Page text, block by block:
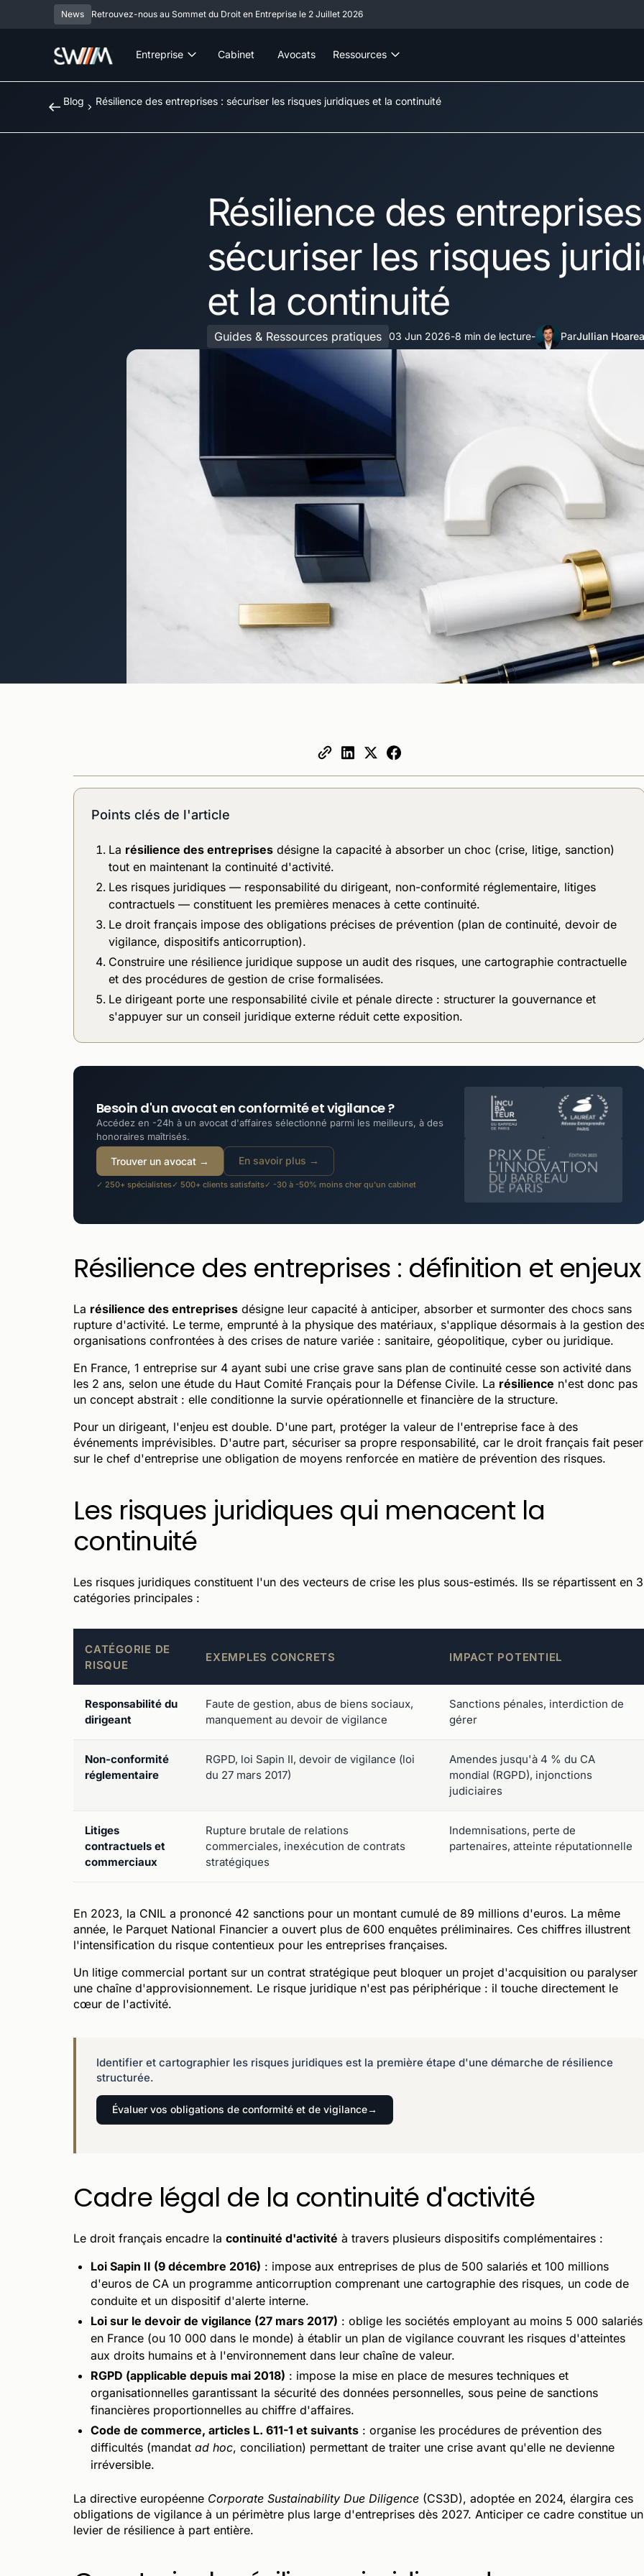
News Retrouvez-nous au Sommet du Droit en Entreprise le 2 Juillet 2026
Entreprise Cabinet Avocats Ressources
Blog Résilience des entreprises : sécuriser les risques juridiques et la continuité
Résilience des
sécuriser les risques
et la continuité
Guides & Ressources pratiques 03 Jun 2026-8 min de lecture- ParJullian
Points clés de l'article
La résilience des entreprises désigne la capacité à absorber un choc (crise, litige, sanction)
tout en maintenant la continuité d'activité.
Les risques juridiques — responsabilité du dirigeant, non-conformité réglementaire, litiges
contractuels — constituent les premières menaces à cette continuité.
Le droit français impose des obligations précises de prévention (plan de continuité, devoir de
vigilance, dispositifs anticorruption).
Construire une résilience juridique suppose un audit des risques, une cartographie contractuelle
et des procédures de gestion de crise formalisées.
Le dirigeant porte une responsabilité civile et pénale directe : structurer la gouvernance et
s'appuyer sur un conseil juridique externe réduit cette exposition.
Besoin d'un avocat en conformité et vigilance ?
Accédez en -24h à un avocat d'affaires sélectionné parmi les meilleurs, à des
honoraires maîtrisés.
Trouver un avocat → En savoir plus →
✓ 250+ spécialistes✓ 500+ clients satisfaits✓ -30 à -50% moins cher qu'un cabinet
Résilience des entreprises : définition et enjeux
La résilience des entreprises désigne leur capacité à anticiper, absorber et surmonter des chocs sans
rupture d'activité. Le terme, emprunté à la physique des matériaux, s'applique désormais à la gestion
organisations confrontées à des crises de nature variée : sanitaire, géopolitique, cyber ou juridique.
En France, 1 entreprise sur 4 ayant subi une crise grave sans plan de continuité cesse son activité dans
les 2 ans, selon une étude du Haut Comité Français pour la Défense Civile. La résilience n'est donc pas
un concept abstrait : elle conditionne la survie opérationnelle et financière de la structure.
Pour un dirigeant, l'enjeu est double. D'une part, protéger la valeur de l'entreprise face à des
événements imprévisibles. D'autre part, sécuriser sa propre responsabilité, car le droit français fait peser
sur le chef d'entreprise une obligation de moyens renforcée en matière de prévention des risques.
Les risques juridiques qui menacent la
continuité
Les risques juridiques constituent l'un des vecteurs de crise les plus sous-estimés. Ils se répartissent en 3
catégories principales :
CATÉGORIE DE
RISQUE
EXEMPLES CONCRETS IMPACT POTENTIEL
Responsabilité du
dirigeant
Faute de gestion, abus de biens sociaux,
manquement au devoir de vigilance
Sanctions pénales, interdiction de
gérer
Non-conformité
réglementaire
RGPD, loi Sapin II, devoir de vigilance (loi
du 27 mars 2017)
Amendes jusqu'à 4 % du CA
mondial (RGPD), injonctions
judiciaires
Litiges
contractuels et
commerciaux
Rupture brutale de relations
commerciales, inexécution de contrats
stratégiques
Indemnisations, perte de
partenaires, atteinte réputationnelle
En 2023, la CNIL a prononcé 42 sanctions pour un montant cumulé de 89 millions d'euros. La même
année, le Parquet National Financier a ouvert plus de 600 enquêtes préliminaires. Ces chiffres illustrent
l'intensification du risque contentieux pour les entreprises françaises.
Un litige commercial portant sur un contrat stratégique peut bloquer un projet d'acquisition ou paralyser
une chaîne d'approvisionnement. Le risque juridique n'est pas périphérique : il touche directement le
cœur de l'activité.
Identifier et cartographier les risques juridiques est la première étape d'une démarche de résilience
structurée.
Évaluer vos obligations de conformité et de vigilance
Cadre légal de la continuité d'activité
Le droit français encadre la continuité d'activité à travers plusieurs dispositifs complémentaires :
Loi Sapin II (9 décembre 2016) : impose aux entreprises de plus de 500 salariés et 100 millions
d'euros de CA un programme anticorruption comprenant une cartographie des risques, un code de
conduite et un dispositif d'alerte interne.
Loi sur le devoir de vigilance (27 mars 2017) : oblige les sociétés employant au moins 5 000 salariés
en France (ou 10 000 dans le monde) à établir un plan de vigilance couvrant les risques d'atteintes
aux droits humains et à l'environnement dans leur chaîne de valeur.
RGPD (applicable depuis mai 2018) : impose la mise en place de mesures techniques et
organisationnelles garantissant la sécurité des données personnelles, sous peine de sanctions
financières proportionnelles au chiffre d'affaires.
Code de commerce, articles L. 611-1 et suivants : organise les procédures de prévention des
difficultés (mandat ad hoc, conciliation) permettant de traiter une crise avant qu'elle ne devienne
irréversible.
La directive européenne Corporate Sustainability Due Diligence (CS3D), adoptée en 2024, élargira ces
obligations de vigilance à un périmètre plus large d'entreprises dès 2027. Anticiper ce cadre constitue un
levier de résilience à part entière.